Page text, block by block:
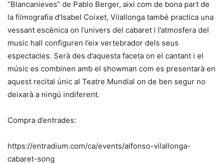
“Blancanieves” de Pablo Berger, així com de bona part de
la filmografia d’Isabel Coixet, Vilallonga també practica una
vessant escènica on l’univers del cabaret i l’atmosfera del
music hall configuren l’eix vertebrador dels seus
espectacles. Serà des d’aquesta faceta on el cantant i el
músic es combinen amb el showman com es presentarà en
aquest recital únic al Teatre Mundial on de ben segur no
deixarà a ningú indiferent.
Compra d’entrades:
https://entradium.com/ca/events/alfonso-vilallonga-
cabaret-song